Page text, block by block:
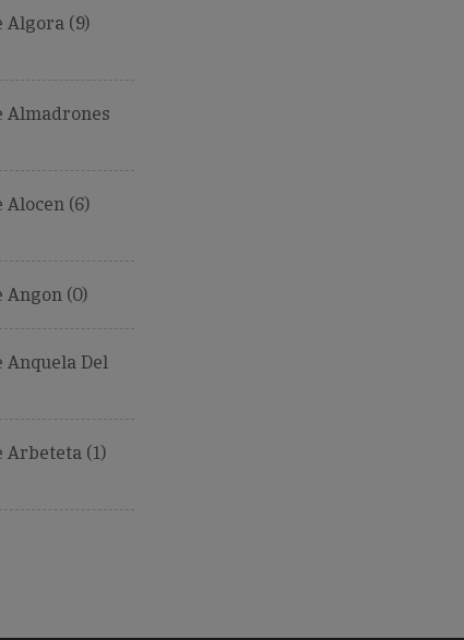
Algora (9)
Almadrones
Alocen (6)
Angon (0)
Anquela Del
Arbeteta (1)